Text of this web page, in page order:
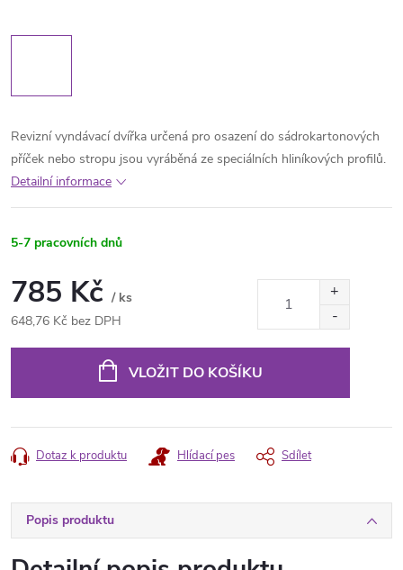
Revizní vyndávací dvířka určená pro osazení do sádrokartonových
příček nebo stropu jsou vyráběná ze speciálních hliníkových profilů.
Detailní informace
5-7 pracovních dnů
785 Kč / ks
648,76 Kč bez DPH
VLOŽIT DO KOŠÍKU
Dotaz k produktu Hlídací pes Sdílet
Popis produktu